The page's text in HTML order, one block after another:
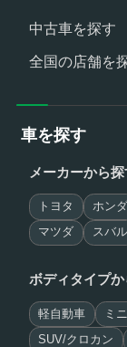
中古車を探す
全国の店舗を
車を探す
メーカーから
トヨタ ホンダ
マツダ スバル
ボディタイプ
軽自動車 ミ
SUV/クロカン